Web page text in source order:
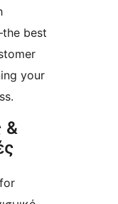
best
your
&